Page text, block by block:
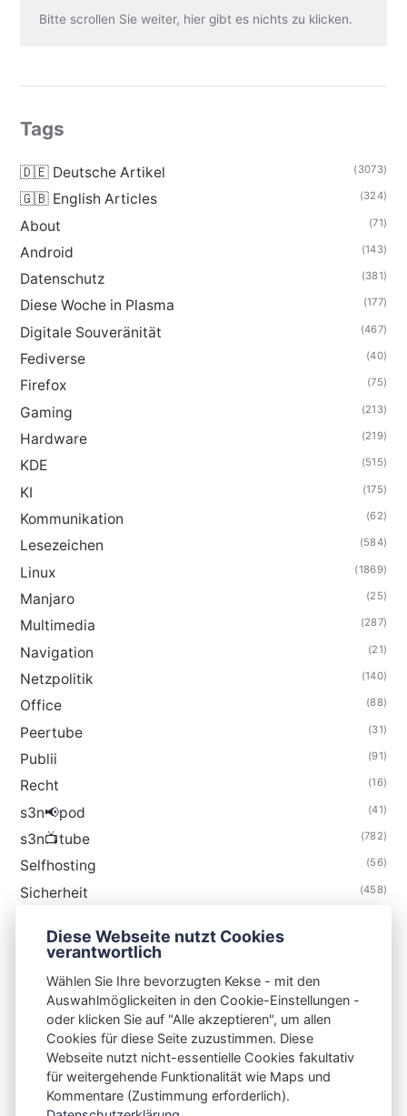
Bitte scrollen Sie weiter, hier gibt es nichts zu klicken.
Tags
🇩🇪 Deutsche Artikel (3073)
🇬🇧 English Articles (324)
About (71)
Android (143)
Datenschutz (381)
Diese Woche in Plasma (177)
Digitale Souveränität (467)
Fediverse (40)
Firefox (75)
Gaming (213)
Hardware (219)
KDE (515)
KI (175)
Kommunikation (62)
Lesezeichen (584)
Linux (1869)
Manjaro (25)
Multimedia (287)
Navigation (21)
Netzpolitik (140)
Office (88)
Peertube (31)
Publii (91)
Recht (16)
s3n📢pod (41)
s3n📺tube (782)
Selfhosting (56)
Sicherheit (458)
Thunderbird
S3N🧩NET
Integrating Open-Source Blog Network (iOSBN)
Diese Webseite nutzt Cookies
verantwortlich
Wählen Sie Ihre bevorzugten Kekse - mit den
Auswahlmöglickeiten in den Cookie-Einstellungen -
oder klicken Sie auf "Alle akzeptieren", um allen
Cookies für diese Seite zuzustimmen. Diese
Webseite nutzt nicht-essentielle Cookies fakultativ
für weitergehende Funktionalität wie Maps und
Kommentare (Zustimmung erforderlich).